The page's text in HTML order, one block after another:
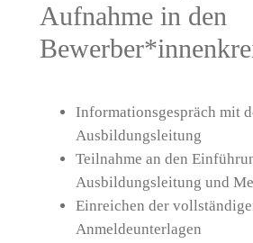
Aufnahme in den
Informationsgespräch mit
Ausbildungsleitung
Teilnahme an den
Ausbildungsleitung und
Einreichen der
Anmeldeunterlagen